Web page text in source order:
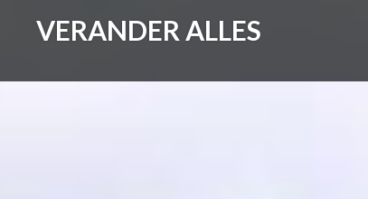
VERANDER ALLES